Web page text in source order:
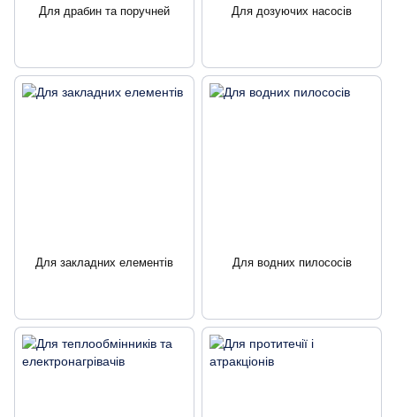
Для драбин та поручней Для дозуючих насосів
Для закладних елементів Для водних пилососів